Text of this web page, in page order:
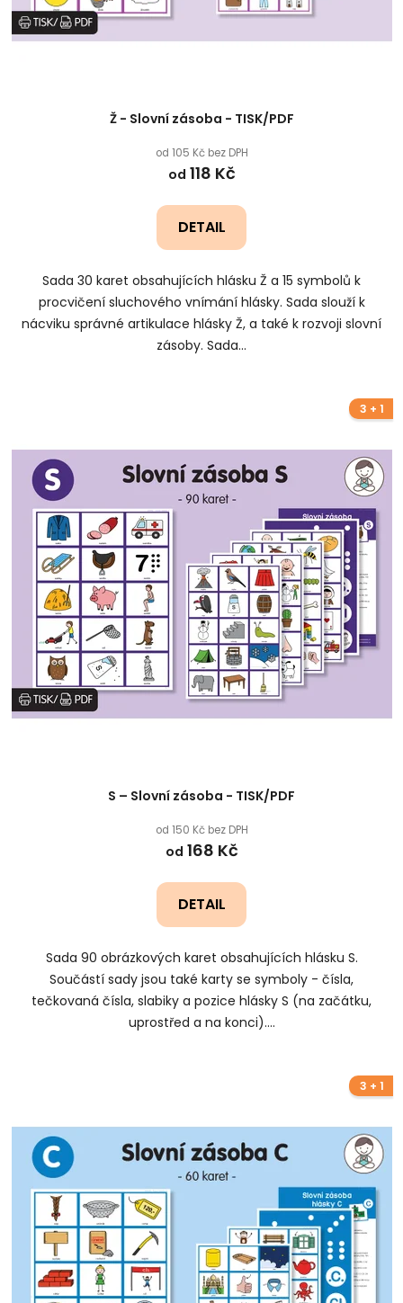
Ž - Slovní zásoba - TISK/PDF
od 105 Kč bez DPH
od 118 Kč
DETAIL
Sada 30 karet obsahujících hlásku Ž a 15 symbolů k
procvičení sluchového vnímání hlásky. Sada slouží k
nácviku správné artikulace hlásky Ž, a také k rozvoji slovní
zásoby. Sada...
3 + 1
S – Slovní zásoba - TISK/PDF
od 150 Kč bez DPH
od 168 Kč
DETAIL
Sada 90 obrázkových karet obsahujících hlásku S.
Součástí sady jsou také karty se symboly - čísla,
tečkovaná čísla, slabiky a pozice hlásky S (na začátku,
uprostřed a na konci)....
3 + 1